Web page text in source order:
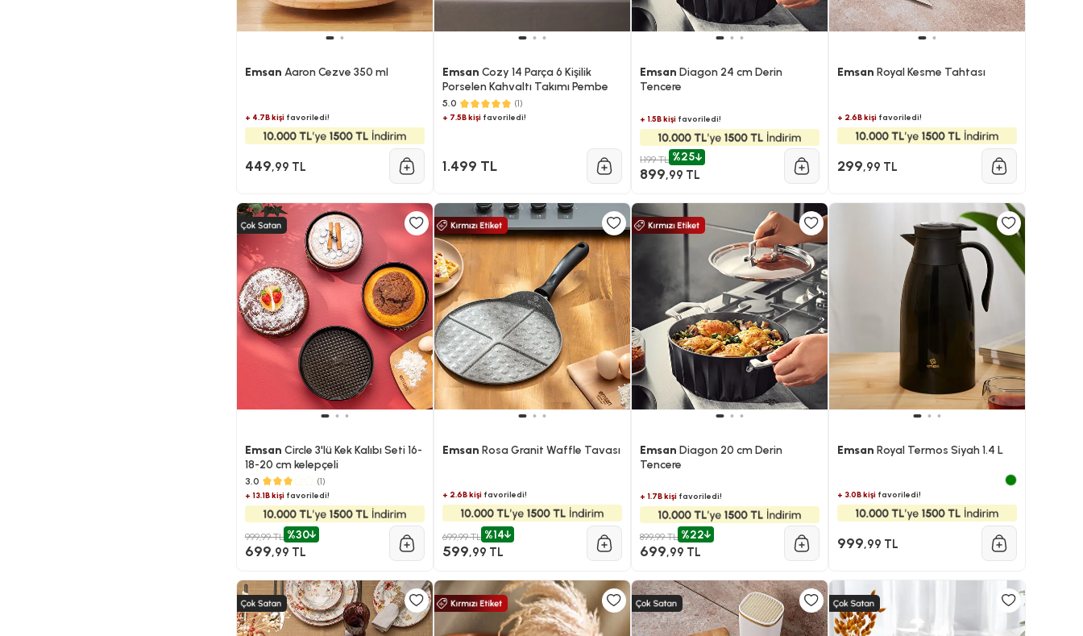
Emsan Aaron Cezve 350 ml
+ 4.7B kişifavoriledi!
449,99 TL
Emsan Cozy 14 Parça 6 Kişilik
Porselen Kahvaltı Takımı Pembe
5.0 (1)
+ 7.5B kişifavoriledi!
1.499 TL
Emsan Diagon 24 cm Derin
Tencere
+ 1.5B kişifavoriledi!
1.199 TL %25
899,99 TL
Emsan Royal Kesme Tahtası
+ 2.6B kişi favoriledi!
299,99 TL
Emsan Circle 3'lü Kek Kalıbı Seti 16-
18-20 cm kelepçeli
3.0 (1)
+ 13.1B kişifavoriledi!
999,99 TL %30
699,99 TL
Emsan Rosa Granit Waffle Tavası
+ 2.6B kişifavoriledi!
699,99 TL %14
599,99 TL
Emsan Diagon 20 cm Derin
Tencere
+ 1.7B kişifavoriledi!
899,99 TL %22
699,99 TL
Emsan Royal Termos Siyah 1.4 L
+ 3.0B kişi favoriledi!
999,99 TL